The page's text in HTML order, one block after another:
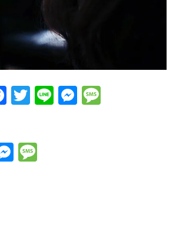
Facebook
Twitter
Line
Messenger